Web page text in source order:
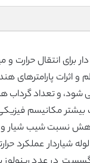
برای انتقال
و اثرات
درک بیشتر مکانیسم
عملکرد